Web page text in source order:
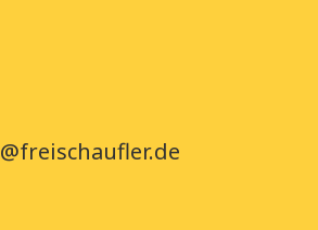
@freischaufler.de